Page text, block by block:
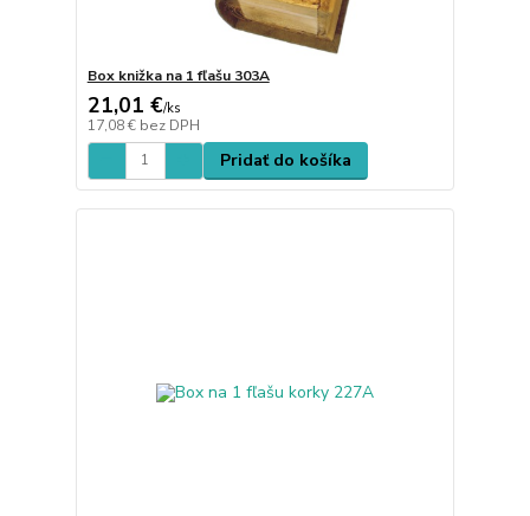
Box knižka na 1 fľašu 303A
21,01 €/ks
17,08 € bez DPH
Pridať do košíka